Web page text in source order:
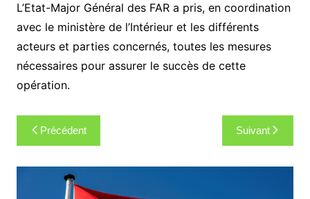
L’Etat-Major Général des FAR a pris, en coordination
avec le ministère de l’Intérieur et les différents
acteurs et parties concernés, toutes les mesures
nécessaires pour assurer le succès de cette
opération.
Navigation
de
l’article
Précédent Suivant